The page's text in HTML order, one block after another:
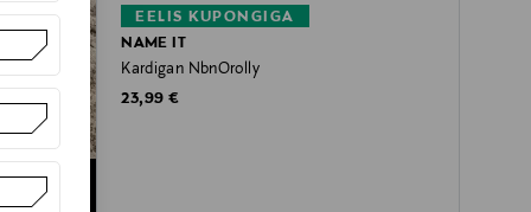
EELIS KUPONGIGA
NAME IT
Kardigan NbnOrolly
Original Price
23,99 €